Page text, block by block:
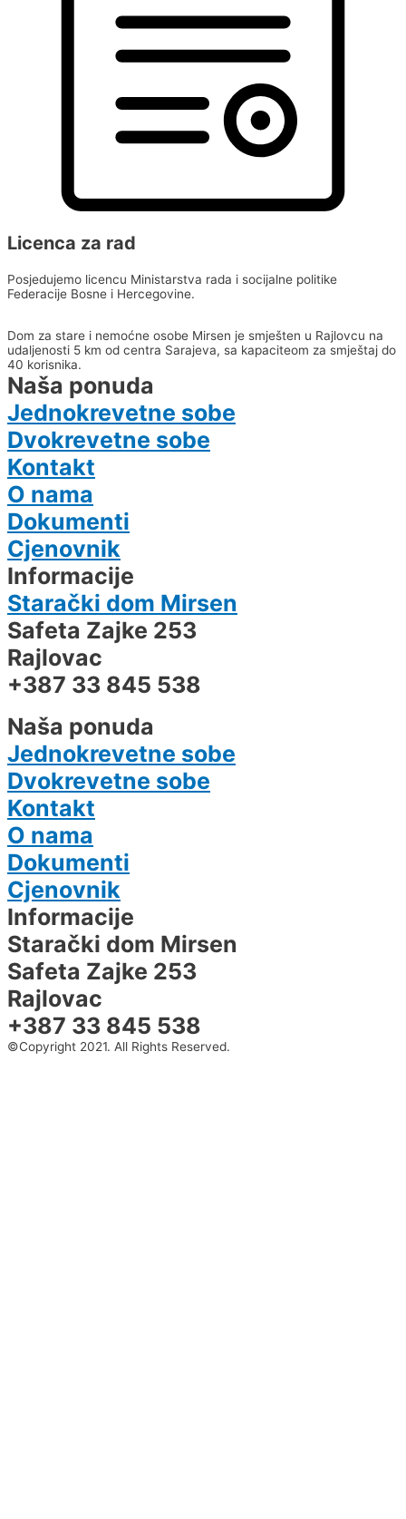
Licenca za rad
Posjedujemo licencu Ministarstva rada i socijalne politike
Federacije Bosne i Hercegovine.
Dom za stare i nemoćne osobe Mirsen je smješten u Rajlovcu na
udaljenosti 5 km od centra Sarajeva, sa kapaciteom za smještaj do
40 korisnika.
Naša ponuda
Jednokrevetne sobe
Dvokrevetne sobe
Kontakt
O nama
Dokumenti
Cjenovnik
Informacije
Starački dom Mirsen
Safeta Zajke 253
Rajlovac
+387 33 845 538
Naša ponuda
Jednokrevetne sobe
Dvokrevetne sobe
Kontakt
O nama
Dokumenti
Cjenovnik
Informacije
Starački dom Mirsen
Safeta Zajke 253
Rajlovac
+387 33 845 538
©Copyright 2021. All Rights Reserved.